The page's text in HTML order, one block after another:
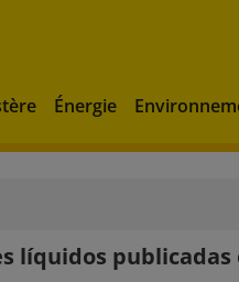
Énergie
publicadas